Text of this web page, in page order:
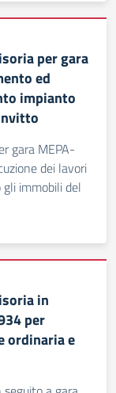
per gara
ed
impianto
gara MEPA-
dei lavori
immobili del
in
per
ordinaria e